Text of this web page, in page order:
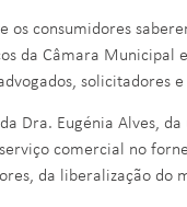
os consumidores
da Câmara Municipal
solicitadores
Dra. Eugénia Alves,
comercial no
da liberalização do